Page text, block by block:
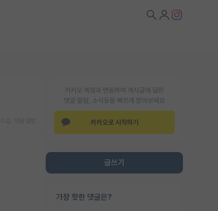
카카오 계정과 연동하여 게시글에 달린
댓글 알람, 소식등을 빠르게 받아보세요
카카오로 시작하기
글쓰기
가장 핫한 댓글은?